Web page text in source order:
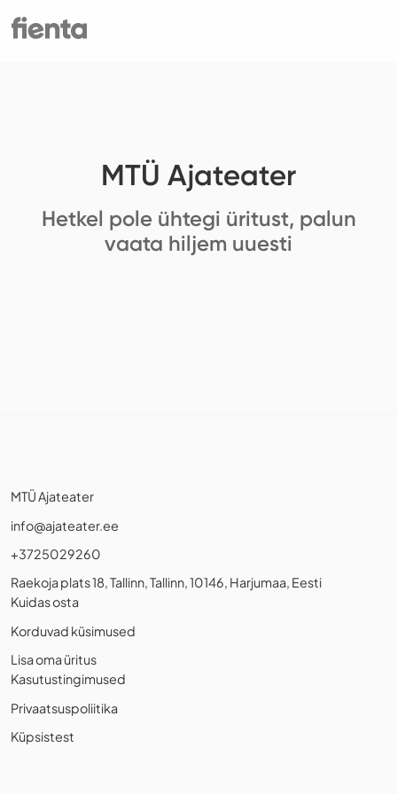
MTÜ Ajateater
Hetkel pole ühtegi üritust, palun
vaata hiljem uuesti
MTÜ Ajateater
info@ajateater.ee
+3725029260
Raekoja plats 18, Tallinn, Tallinn, 10146, Harjumaa, Eesti
Kuidas osta
Korduvad küsimused
Lisa oma üritus
Kasutustingimused
Privaatsuspoliitika
Küpsistest